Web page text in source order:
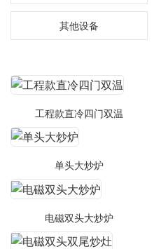
其他设备
工程款直冷四门双温
单头大炒炉
电磁双头大炒炉